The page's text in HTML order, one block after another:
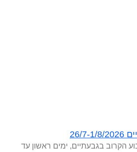
הקרוב בגבעתיים, ימים ראשון עד